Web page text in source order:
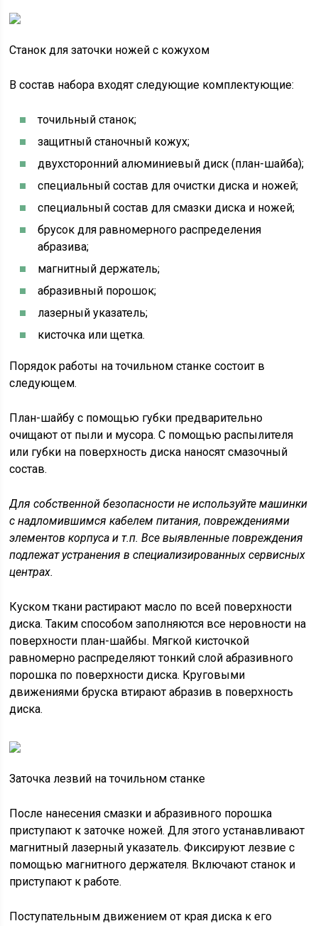
Станок для заточки ножей с кожухом
В состав набора входят следующие комплектующие:
точильный станок;
защитный станочный кожух;
двухсторонний алюминиевый диск (план-шайба);
специальный состав для очистки диска и ножей;
специальный состав для смазки диска и ножей;
брусок для равномерного распределения
абразива;
магнитный держатель;
абразивный порошок;
лазерный указатель;
кисточка или щетка.
Порядок работы на точильном станке состоит в
следующем.
План-шайбу с помощью губки предварительно
очищают от пыли и мусора. С помощью распылителя
или губки на поверхность диска наносят смазочный
состав.
Для собственной безопасности не используйте машинки
с надломившимся кабелем питания, повреждениями
элементов корпуса и т.п. Все выявленные повреждения
подлежат устранения в специализированных сервисных
центрах.
Куском ткани растирают масло по всей поверхности
диска. Таким способом заполняются все неровности на
поверхности план-шайбы. Мягкой кисточкой
равномерно распределяют тонкий слой абразивного
порошка по поверхности диска. Круговыми
движениями бруска втирают абразив в поверхность
диска.
Заточка лезвий на точильном станке
После нанесения смазки и абразивного порошка
приступают к заточке ножей. Для этого устанавливают
магнитный лазерный указатель. Фиксируют лезвие с
помощью магнитного держателя. Включают станок и
приступают к работе.
Поступательным движением от края диска к его